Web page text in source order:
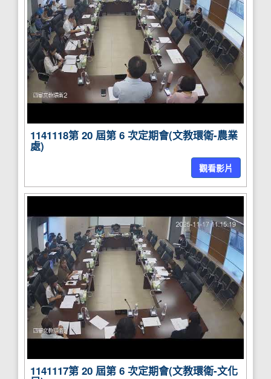
1141118第 20 屆第 6 次定期會(文教環衛-農業
處)
觀看影片
1141117第 20 屆第 6 次定期會(文教環衛-文化